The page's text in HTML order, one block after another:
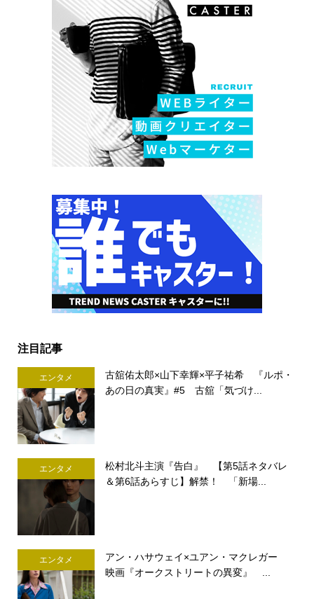
注目記事
エンタメ
古舘佑太郎×山下幸輝×平子祐希 『ルポ・
あの日の真実』#5 古舘「気づけ...
エンタメ
松村北斗主演『告白』 【第5話ネタバレ
＆第6話あらすじ】解禁！ 「新場...
エンタメ
アン・ハサウェイ×ユアン・マクレガー
映画『オークストリートの異変』 ...